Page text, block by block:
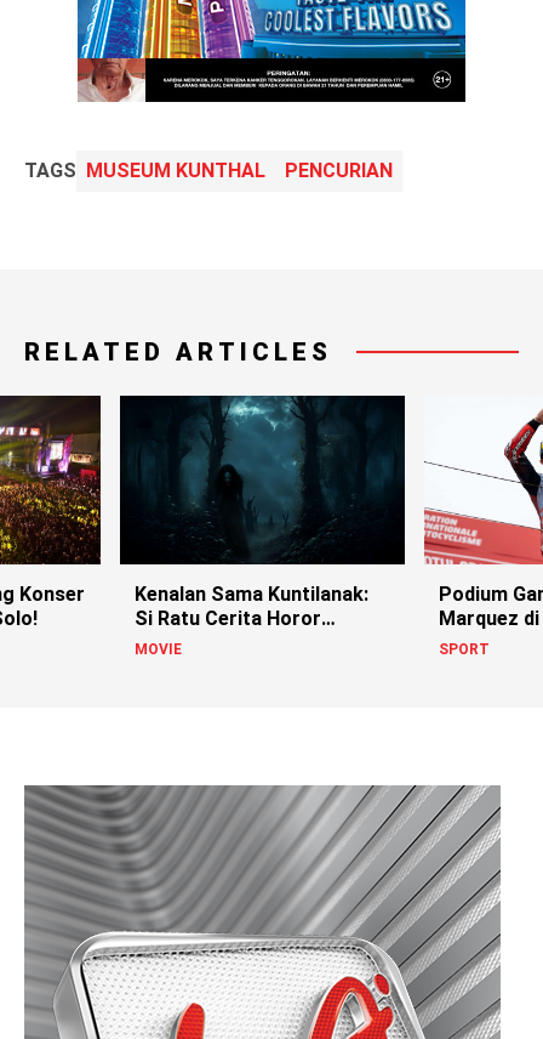
TAGS MUSEUM KUNTHAL PENCURIAN
RELATED ARTICLES
Konser
Kenalan Sama Kuntilanak:
Si Ratu Cerita Horor
Indonesia!
MOVIE
Podium
Marquez
SPORT